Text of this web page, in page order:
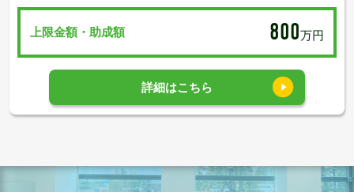
上限金額・助成額 800万円
詳細はこちら